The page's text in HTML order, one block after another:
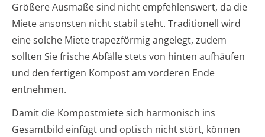
Größere Ausmaße sind nicht empfehlenswert, da die
Miete ansonsten nicht stabil steht. Traditionell wird
eine solche Miete trapezförmig angelegt, zudem
sollten Sie frische Abfälle stets von hinten aufhäufen
und den fertigen Kompost am vorderen Ende
entnehmen.
Damit die Kompostmiete sich harmonisch ins
Gesamtbild einfügt und optisch nicht stört, können